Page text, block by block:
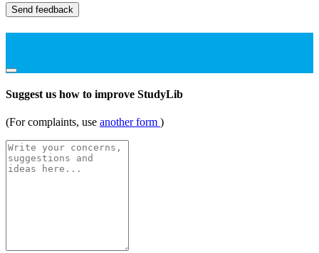
Send feedback
Suggest us how to improve StudyLib
(For complaints, use another form )